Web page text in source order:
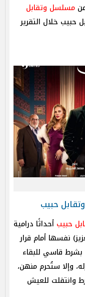
مسلسل وتقابل
خلال التقرير
حبيب
حبيب أحداثًا درامية
نفسها أمام قرار
قاسي للبقاء
وإلا ستُحرم منهن،
وانتقلت للعيش